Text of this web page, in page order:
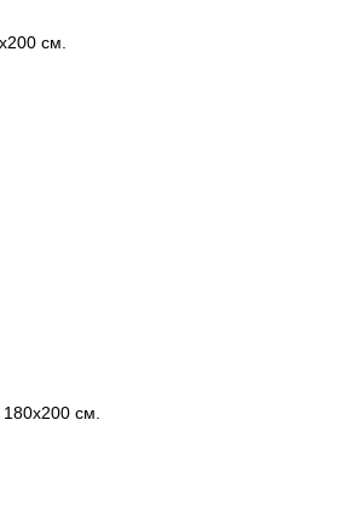
см.
см.